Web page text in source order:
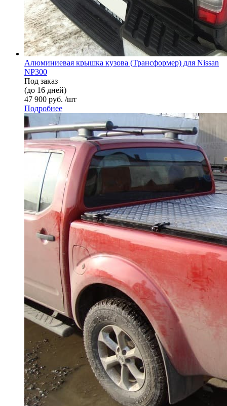
Алюминиевая крышка кузова (Трансформер) для Nissan
NP300
Под заказ
(до 16 дней)
47 900 руб. /шт
Подробнее